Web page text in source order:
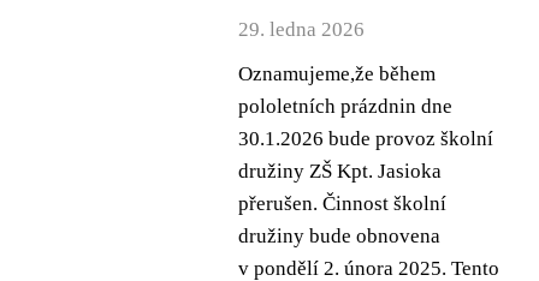
29. ledna 2026
Oznamujeme,že během
pololetních prázdnin dne
30.1.2026 bude provoz školní
družiny ZŠ Kpt. Jasioka
přerušen. Činnost školní
družiny bude obnovena
v pondělí 2. února 2025. Tento